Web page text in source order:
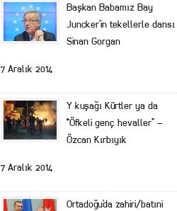
Başkan Babamız Bay
Juncker’in tekellerle
Sinan Gorgan
7 Aralık 2014
Y kuşağı Kürtler ya da
“Öfkeli genç hevaller” –
Özcan Kırbıyık
7 Aralık 2014
Ortadoğu’da zahiri/batıni